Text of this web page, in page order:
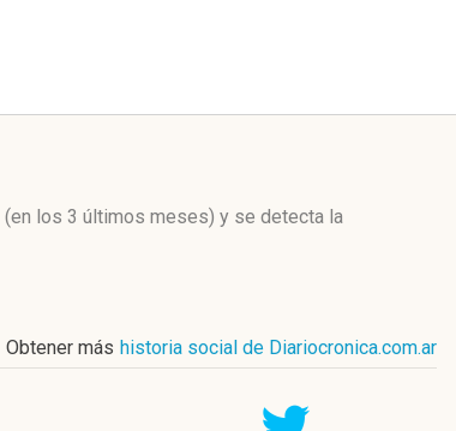
(en los 3 últimos meses) y se detecta la
Obtener más historia social de Diariocronica.com.ar